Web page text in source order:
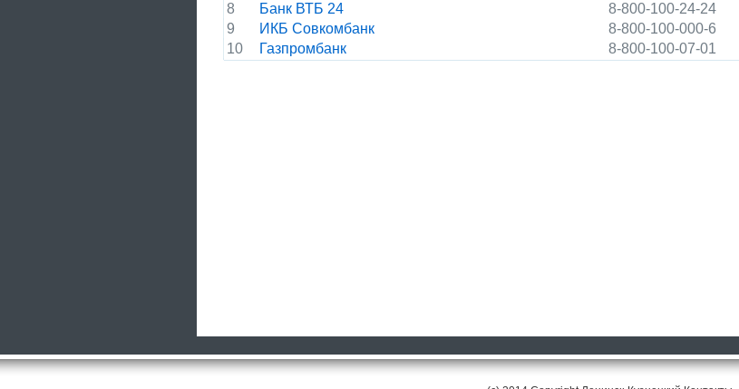
8
Банк ВТБ 24 8-800-100-24-24
9
ИКБ Совкомбанк 8-800-100-000-6
10
Газпромбанк 8-800-100-07-01